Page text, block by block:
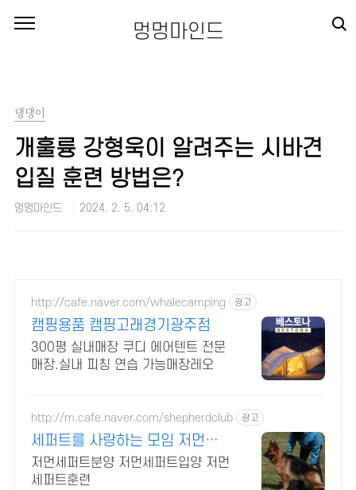
멍멍마인드
댕댕이
개훌륭 강형욱이 알려주는 시바견
입질 훈련 방법은?
멍멍마인드 2024. 2. 5. 04:12
http://cafe.naver.com/whalecamping 광고
캠핑용품 캠핑고래경기광주점
300평 실내매장 쿠디 에어텐트 전문
매장.실내 피칭 연습 가능매장레오
http://m.cafe.naver.com/shepherdclub 광고
세퍼트를 사랑하는 모임 저먼셰
퍼드 전문 분양 클럽
저먼세퍼트분양 저먼세퍼트입양 저먼
세퍼트훈련